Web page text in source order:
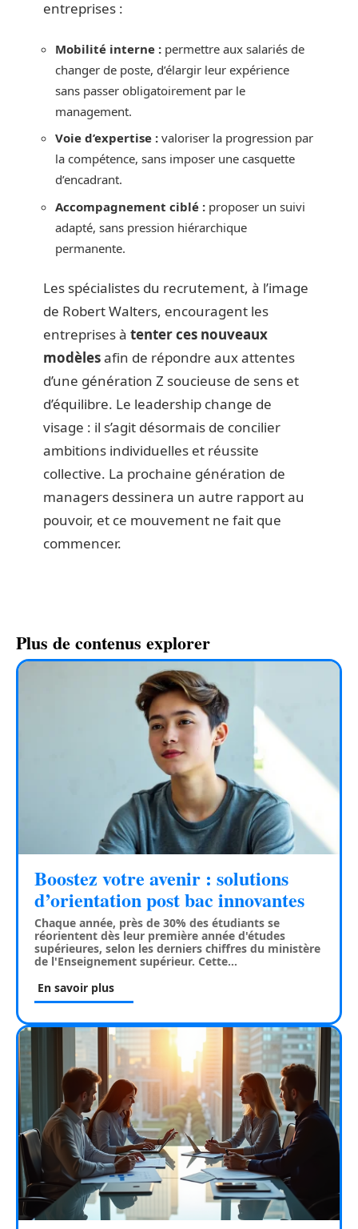
entreprises :
Mobilité interne : permettre aux salariés de
changer de poste, d’élargir leur expérience
sans passer obligatoirement par le
management.
Voie d’expertise : valoriser la progression par
la compétence, sans imposer une casquette
d’encadrant.
Accompagnement ciblé : proposer un suivi
adapté, sans pression hiérarchique
permanente.
Les spécialistes du recrutement, à l’image
de Robert Walters, encouragent les
entreprises à tenter ces nouveaux
modèlesafin de répondre aux attentes
d’une génération Z soucieuse de sens et
d’équilibre. Le leadership change de
visage : il s’agit désormais de concilier
ambitions individuelles et réussite
collective. La prochaine génération de
managers dessinera un autre rapport au
pouvoir, et ce mouvement ne fait que
commencer.
Plus de contenus explorer
Boostez votre avenir : solutions
d’orientation post bac innovantes
Chaque année, près de 30% des étudiants se
réorientent dès leur première année d'études
supérieures, selon les derniers chiffres du ministère
de l'Enseignement supérieur. Cette…
En savoir plus